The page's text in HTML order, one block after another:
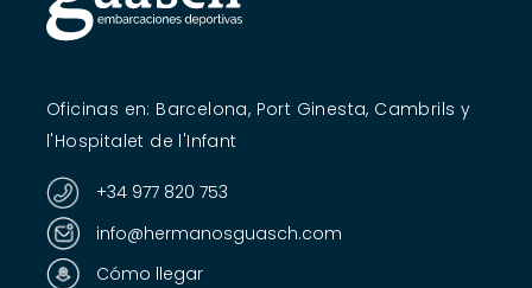
Oficinas en: Barcelona, Port Ginesta, Cambrils y
l'Hospitalet de l'Infant
+34 977 820 753
info@hermanosguasch.com
Cómo llegar